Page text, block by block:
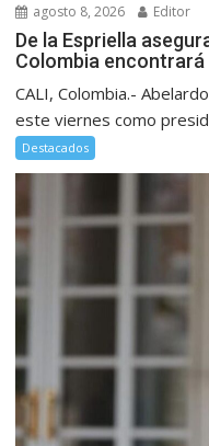
agosto 8, 2026 Editor
De la Espriella
Colombia
CALI, Colombia.-
este viernes como
Destacados